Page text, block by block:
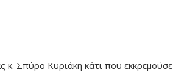
κ. Σπύρο Κυριάκη κάτι που εκκρεμούσε